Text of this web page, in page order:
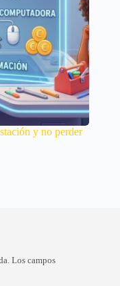
y no perder
Los campos